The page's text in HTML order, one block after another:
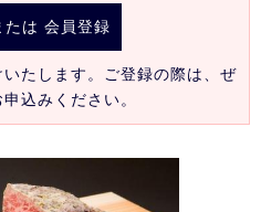
たは 会員登録
たします。ご登録の際は、ぜ
込みください。